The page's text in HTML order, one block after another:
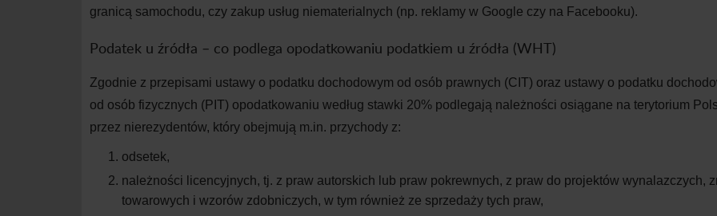
granicą samochodu, czy zakup usług niematerialnych (np. reklamy w Google czy na Facebooku).
Podatek u źródła – co podlega opodatkowaniu podatkiem u źródła (WHT)
Zgodnie z przepisami ustawy o podatku dochodowym od osób prawnych (CIT) oraz ustawy o podatku
od osób fizycznych (PIT) opodatkowaniu według stawki 20% podlegają należności osiągane na terytorium
przez nierezydentów, który obejmują m.in. przychody z:
odsetek,
należności licencyjnych, tj. z praw autorskich lub praw pokrewnych, z praw do projektów wynalazczych,
towarowych i wzorów zdobniczych, w tym również ze sprzedaży tych praw,